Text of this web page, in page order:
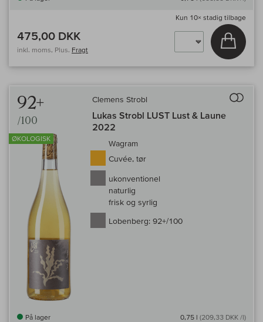
Kun 10× stadig tilbage
475,00 DKK
inkl. moms, Plus. Fragt
Læg i
92+
/100
ØKOLOGISK
Clemens Strobl
Lukas Strobl LUST Lust & Laune
2022
Wagram
Cuvée, tør
ukonventionel
naturlig
frisk og syrlig
Lobenberg: 92+/100
På lager 0,75 l (209,33 DKK /l)